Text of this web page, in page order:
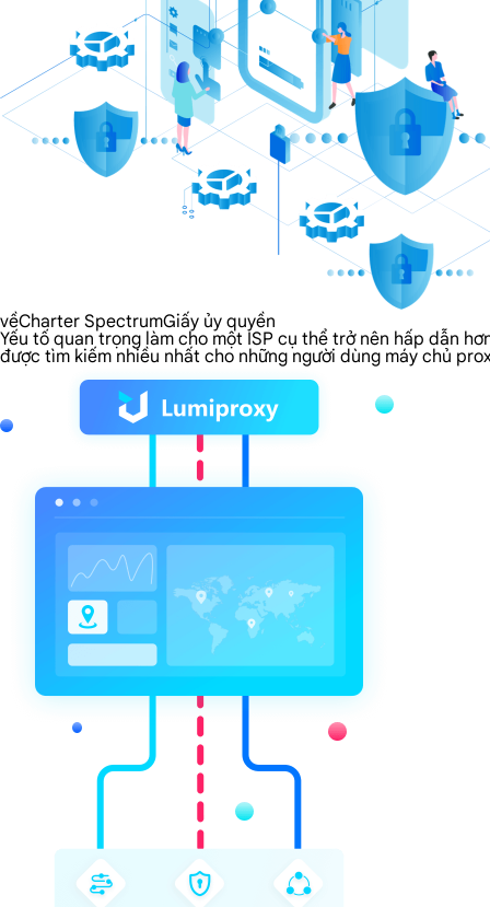
vềCharter SpectrumGiấy ủy quyền
Yếu tố quan trọng làm cho một ISP cụ thể trở nên hấp dẫn
được tìm kiếm nhiều nhất cho những người dùng máy chủ